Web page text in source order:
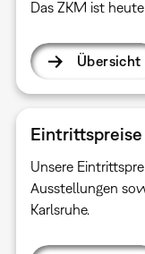
Das ZKM ist
Übersicht
Eintrittspreise
Unsere
Ausstellungen
Karlsruhe.